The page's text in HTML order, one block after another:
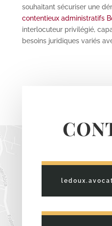
souhaitant sécuriser une
contentieux administratifs
interlocuteur privilégié,
besoins juridiques variés